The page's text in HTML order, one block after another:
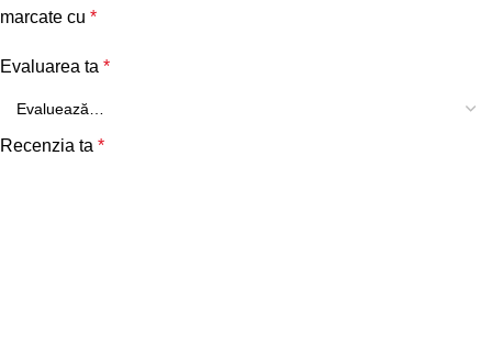
marcate cu *
Evaluarea ta *
Recenzia ta *